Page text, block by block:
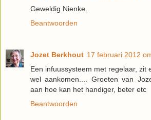
Geweldig Nienke.
Beantwoorden
Jozet Berkhout 17 februari 2012
Een infuussysteem met regelaar, zit
wel aankomen.... Groeten van
aan hoe kan het handiger, beter etc
Beantwoorden